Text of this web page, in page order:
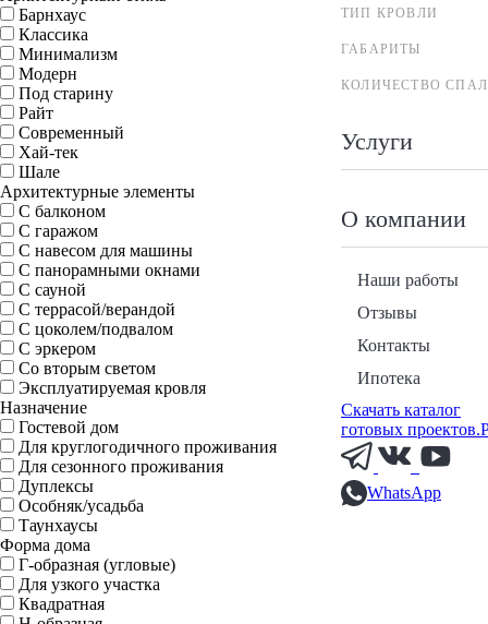
ТИП КРОВЛИ
ГАБАРИТЫ
КОЛИЧЕСТВО
Услуги
О компании
Наши работы
Отзывы
Контакты
Ипотека
Скачать каталог
готовых
WhatsApp
Барнхаус
Классика
Минимализм
Модерн
Под старину
Райт
Современный
Хай-тек
Шале
Архитектурные элементы
С балконом
С гаражом
С навесом для машины
С панорамными окнами
С сауной
С террасой/верандой
С цоколем/подвалом
С эркером
Со вторым светом
Эксплуатируемая кровля
Назначение
Гостевой дом
Для круглогодичного проживания
Для сезонного проживания
Дуплексы
Особняк/усадьба
Таунхаусы
Форма дома
Г-образная (угловые)
Для узкого участка
Квадратная